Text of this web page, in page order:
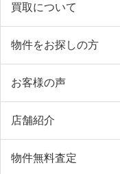
買取について
物件をお探しの方
お客様の声
店舗紹介
物件無料査定